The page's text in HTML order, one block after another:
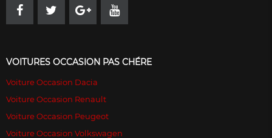
VOITURES OCCASION PAS CHÉRE
Voiture Occasion Dacia
Voiture Occasion Renault
Voiture Occasion Peugeot
Voiture Occasion Volkswagen